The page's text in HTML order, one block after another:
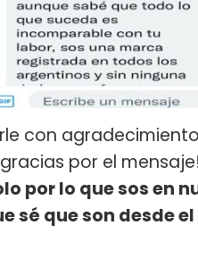
con
por el mensaje!
por lo que sos en
sé que son desde